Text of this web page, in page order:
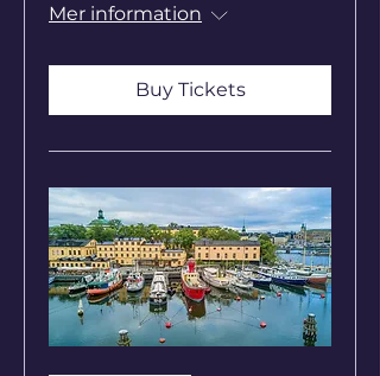
Mer information
Buy Tickets